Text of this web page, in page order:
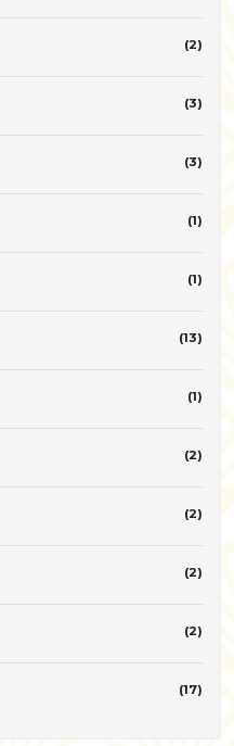
(2)
(3)
(3)
(1)
(1)
(13)
(1)
(2)
(2)
(2)
(2)
(17)